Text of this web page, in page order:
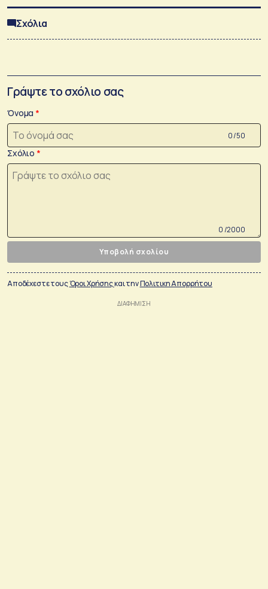
Σχόλια
Γράψτε το σχόλιο σας
Όνομα
0 /50
Σχόλιο
0 /2000
Υποβολή σχολίου
Αποδέχεστε τουςΌροι Χρήσηςκαι τηνΠολιτικη Απορρήτου